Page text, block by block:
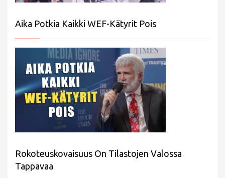
Aika Potkia Kaikki WEF-Kätyrit Pois
Rokoteuskovaisuus On Tilastojen Valossa
Tappavaa